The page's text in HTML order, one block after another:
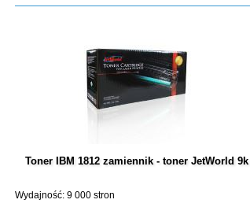
Toner IBM 1812 zamiennik - toner JetWorld 9k
Wydajność: 9 000 stron